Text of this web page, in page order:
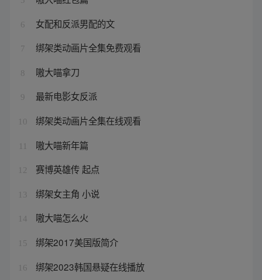
6 女配和反派男配的文
7 绑架类动画片全集免费观看
8 嗷大喵拿刀
9 最新电影女反派
10 绑架类动画片全集在线观看
嗷大喵新年篇
12 赛博英雄传 起点
13 绑架女主角 小说
14 嗷大喵怎么火
15 绑架2017美国版简介
16 绑架2023韩国悬疑在线播放